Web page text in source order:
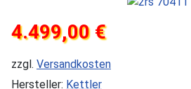
4.499,00 €
zzgl. Versandkosten
Hersteller: Kettler